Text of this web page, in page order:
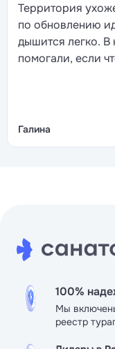
Территория
по обновлению
дышится легко. В
помогали, если
и чувствуется,
Галина
100%
Мы
реестр